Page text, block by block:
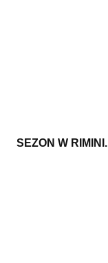
SEZON W